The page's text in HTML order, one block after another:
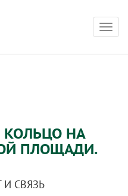
НА
ПЛОЩАДИ.
И СВЯЗЬ